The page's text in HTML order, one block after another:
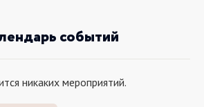
событий
никаких мероприятий.